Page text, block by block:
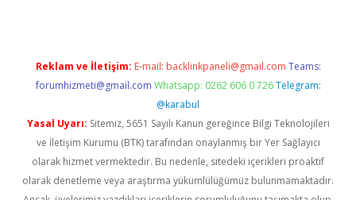
Reklam ve İletişim: E-mail: backlinkpaneli@gmail.com Teams:
forumhizmeti@gmail.com Whatsapp: 0262 606 0 726 Telegram:
@karabul
Yasal Uyarı: Sitemiz, 5651 Sayılı Kanun gereğince Bilgi Teknolojileri
ve İletişim Kurumu (BTK) tarafından onaylanmış bir Yer Sağlayıcı
olarak hizmet vermektedir. Bu nedenle, sitedeki içerikleri proaktif
olarak denetleme veya araştırma yükümlülüğümüz bulunmamaktadır.